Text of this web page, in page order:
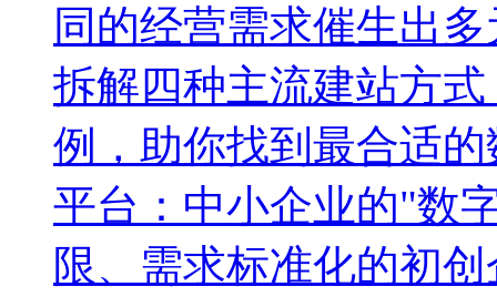
同的经营需求催生出
拆解四种主流建站方
例，助你找到最合适
平台：中小企业的"数
限、需求标准化的初